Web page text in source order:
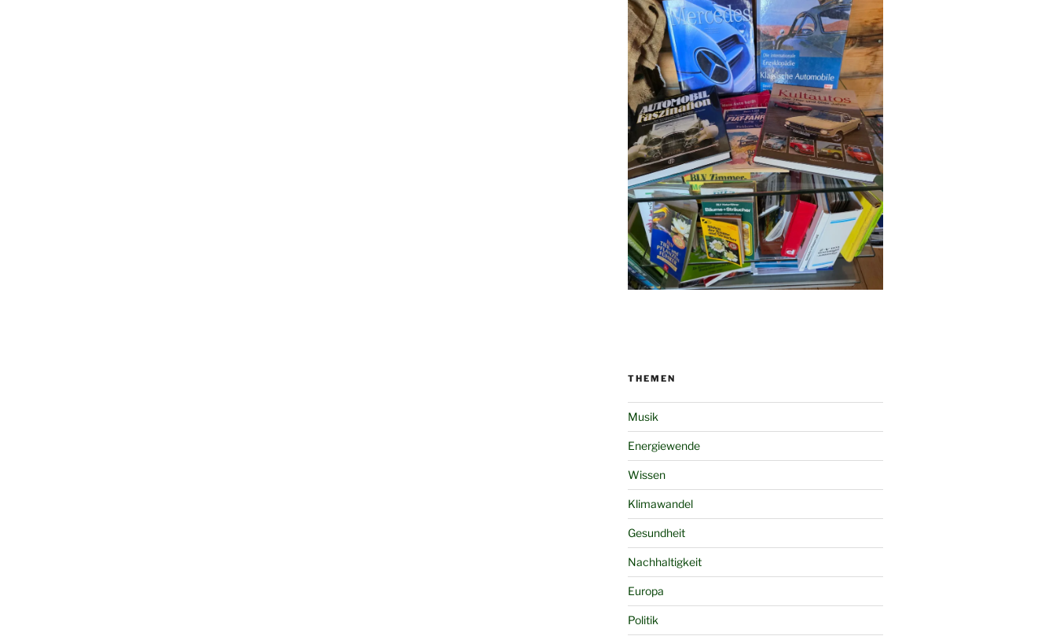
THEMEN
Musik
Energiewende
Wissen
Klimawandel
Gesundheit
Nachhaltigkeit
Europa
Politik